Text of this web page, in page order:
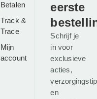
Betalen
Track &
Trace
Mijn
account
eerste
Schrijf je
in voor
exclusieve
acties,
en